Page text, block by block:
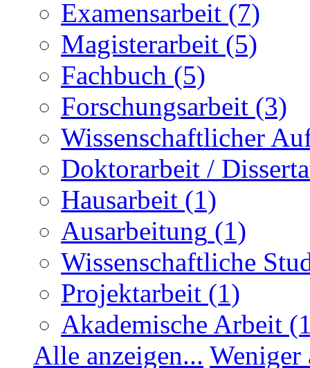
Examensarbeit (7)
Magisterarbeit (5)
Fachbuch (5)
Forschungsarbeit (3)
Wissenschaftlicher
Doktorarbeit /
Hausarbeit (1)
Ausarbeitung (1)
Wissenschaftliche
Projektarbeit (1)
Akademische Arbeit
Alle anzeigen... Weniger